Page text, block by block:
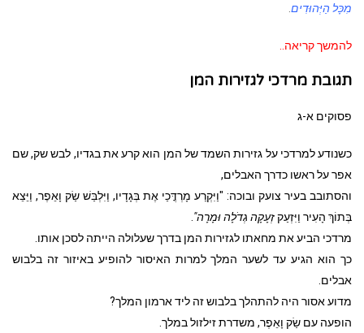
מִכָּל הַיְּהוּדִים.
להמשך קריאה..
תגובת מרדכי לגזירות המן
פסוקים א-ג
כשנודע למרדכי על גזירות השמד של המן הוא קרע את בגדיו, לבש שק, שם
אפר על ראשו כדרך האבלים,
והסתובב בעיר צועק ובוכה: "וַיִּקְרַע מָרְדֳּכַי אֶת בְּגָדָיו, וַיִּלְבַּשׁ שַׂק וָאֵפֶר, וַיֵּצֵא
בְּתוֹךְ הָעִיר וַיִּזְעַקזְעָקָה גְדֹלָה וּמָרָה".
מרדכי הביע את מחאתו לגזירות המן בדרך שעלולה הייתה לסכן אותו.
כך הוא הגיע עד לשער המלך למרות האיסור להופיע באיזור זה בלבוש
אבלים.
מדוע אסור היה להתהלך בלבוש זה ליד ארמון המלך?
הופעה עם שַׂק וָאֵפֶר, משדרת זילזול במלך.